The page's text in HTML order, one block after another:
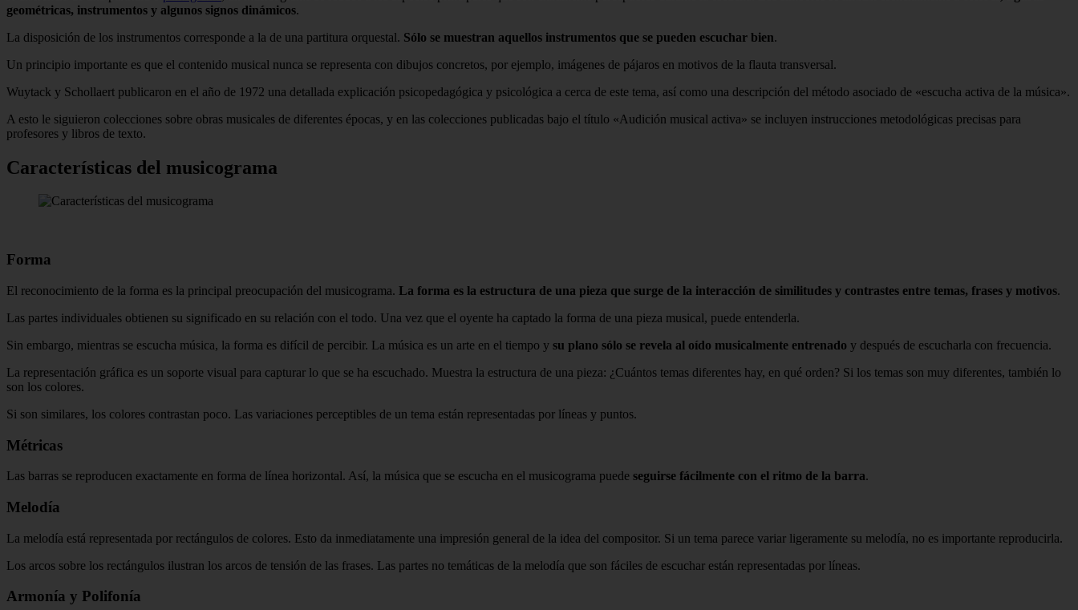
geométricas, instrumentos y algunos signos dinámicos.
La disposición de los instrumentos corresponde a la de una partitura orquestal. Sólo se muestran aquellos instrumentos que se pueden escuchar bien.
Un principio importante es que el contenido musical nunca se representa con dibujos concretos, por ejemplo, imágenes de pájaros en motivos de la flauta transversal.
Wuytack y Schollaert publicaron en el año de 1972 una detallada explicación psicopedagógica y psicológica a cerca de este tema, así como una descripción del método asociado de «escucha activa de la música».
A esto le siguieron colecciones sobre obras musicales de diferentes épocas, y en las colecciones publicadas bajo el título «Audición musical activa» se incluyen instrucciones metodológicas precisas para
profesores y libros de texto.
Características del musicograma
Forma
El reconocimiento de la forma es la principal preocupación del musicograma. La forma es la estructura de una pieza que surge de la interacción de similitudes y contrastes entre temas, frases y motivos.
Las partes individuales obtienen su significado en su relación con el todo. Una vez que el oyente ha captado la forma de una pieza musical, puede entenderla.
Sin embargo, mientras se escucha música, la forma es difícil de percibir. La música es un arte en el tiempo y su plano sólo se revela al oído musicalmente entrenado y después de escucharla con frecuencia.
La representación gráfica es un soporte visual para capturar lo que se ha escuchado. Muestra la estructura de una pieza: ¿Cuántos temas diferentes hay, en qué orden? Si los temas son muy diferentes, también lo
son los colores.
Si son similares, los colores contrastan poco. Las variaciones perceptibles de un tema están representadas por líneas y puntos.
Métricas
Las barras se reproducen exactamente en forma de línea horizontal. Así, la música que se escucha en el musicograma puede seguirse fácilmente con el ritmo de la barra.
Melodía
La melodía está representada por rectángulos de colores. Esto da inmediatamente una impresión general de la idea del compositor. Si un tema parece variar ligeramente su melodía, no es importante reproducirla.
Los arcos sobre los rectángulos ilustran los arcos de tensión de las frases. Las partes no temáticas de la melodía que son fáciles de escuchar están representadas por líneas.
Armonía y Polifonía